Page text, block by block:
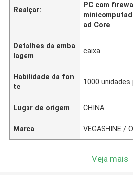
Realçar:
PC com
ad Core
Detalhes da emba
lagem
caixa
Habilidade da fon
te
1000 unidades
Lugar de origem CHINA
Marca VEGASHINE /
Veja mais